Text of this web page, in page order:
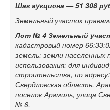
Шаг аукциона —51 308
Земельный участок
Лот № 4 Земельный
кадастровый номер
земель: земли населенных
использования: для
строительства, по
Свердловская область,
поселок Арамиль, улица
№ 6.